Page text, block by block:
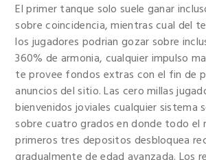
El primer tanque solo suele ganar
sobre coincidencia, mientras cual del
los jugadores podrian gozar sobre
360% de armonia, cualquier impulso
te provee fondos extras con el fin de
anuncios del sitio. Las cero millas
bienvenidos joviales cualquier sistema
sobre cuatro grados en donde todo el
primeros tres depositos desbloquea